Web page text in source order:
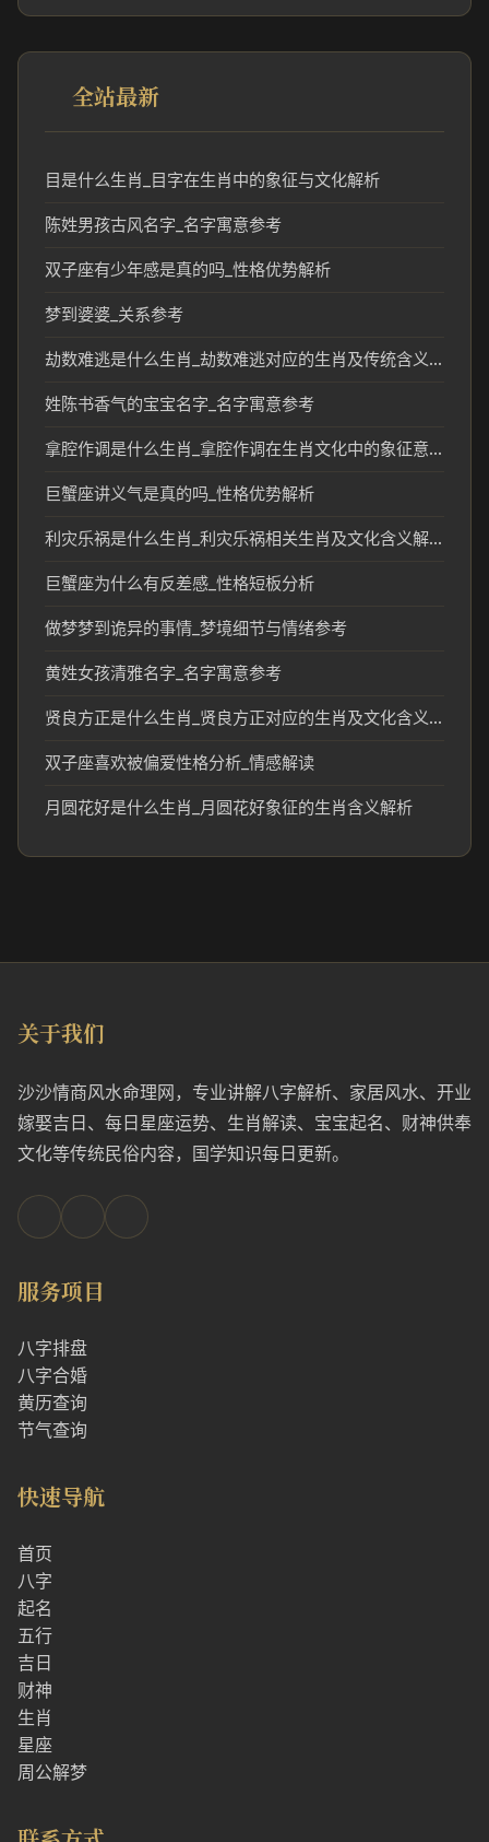
全站最新
目是什么生肖_目字在生肖中的象征与文化解析
陈姓男孩古风名字_名字寓意参考
双子座有少年感是真的吗_性格优势解析
梦到婆婆_关系参考
劫数难逃是什么生肖_劫数难逃对应的生肖及传统含义解析
姓陈书香气的宝宝名字_名字寓意参考
拿腔作调是什么生肖_拿腔作调在生肖文化中的象征意义
巨蟹座讲义气是真的吗_性格优势解析
利灾乐祸是什么生肖_利灾乐祸相关生肖及文化含义解析
巨蟹座为什么有反差感_性格短板分析
做梦梦到诡异的事情_梦境细节与情绪参考
黄姓女孩清雅名字_名字寓意参考
贤良方正是什么生肖_贤良方正对应的生肖及文化含义解析
双子座喜欢被偏爱性格分析_情感解读
月圆花好是什么生肖_月圆花好象征的生肖含义解析
关于我们
沙沙情商风水命理网，专业讲解八字解析、家居风水、开业
嫁娶吉日、每日星座运势、生肖解读、宝宝起名、财神供奉
文化等传统民俗内容，国学知识每日更新。
服务项目
八字排盘
八字合婚
黄历查询
节气查询
快速导航
首页
八字
起名
五行
吉日
财神
生肖
星座
周公解梦